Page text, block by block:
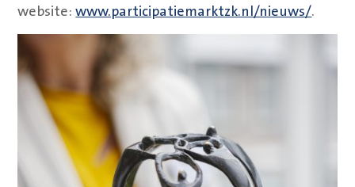
website:www.participatiemarktzk.nl/nieuws/.